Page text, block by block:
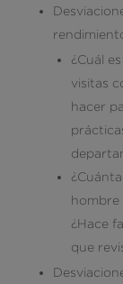
¿Cuál
visitas
hacer
hombre
¿Hace
que